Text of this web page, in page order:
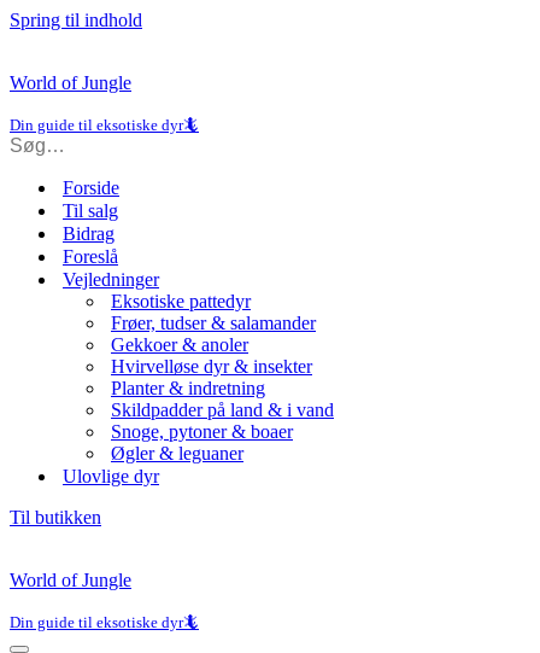
Spring til indhold
World of Jungle
Din guide til eksotiske dyr🦎
Forside
Til salg
Bidrag
Foreslå
Vejledninger
Eksotiske pattedyr
Frøer, tudser & salamander
Gekkoer & anoler
Hvirvelløse dyr & insekter
Planter & indretning
Skildpadder på land & i vand
Snoge, pytoner & boaer
Øgler & leguaner
Ulovlige dyr
Til butikken
World of Jungle
Din guide til eksotiske dyr🦎